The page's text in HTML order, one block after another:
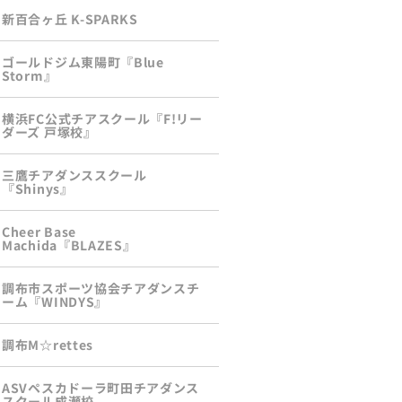
新百合ヶ丘 K-SPARKS
ゴールドジム東陽町『Blue
Storm』
横浜FC公式チアスクール『F!リー
ダーズ 戸塚校』
三鷹チアダンススクール
『Shinys』
Cheer Base
Machida『BLAZES』
調布市スポーツ協会チアダンスチ
ーム『WINDYS』
調布M☆rettes
ASVペスカドーラ町田チアダンス